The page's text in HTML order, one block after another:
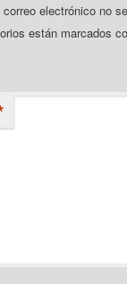
electrónico no
están marcados